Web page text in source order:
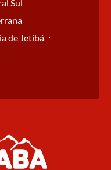
Sul
de Jetibá